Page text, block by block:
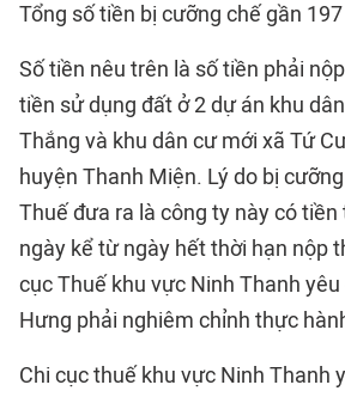
Tổng số tiền bị cưỡng chế gần
Số tiền nêu trên là số tiền phải
tiền sử dụng đất ở 2 dự án khu
Thắng và khu dân cư mới xã Tứ
huyện Thanh Miện. Lý do bị
Thuế đưa ra là công ty này có tiền
ngày kể từ ngày hết thời hạn nộp
cục Thuế khu vực Ninh Thanh
Hưng phải nghiêm chỉnh thực
Chi cục thuế khu vực Ninh Thanh